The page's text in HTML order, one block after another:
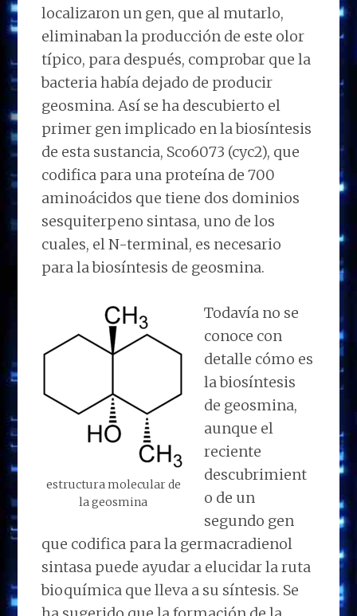
localizaron un gen, que al mutarlo,
eliminaban la producción de este olor
típico, para después, comprobar que la
bacteria había dejado de producir
geosmina. Así se ha descubierto el
primer gen implicado en la biosíntesis
de esta sustancia, Sco6073 (cyc2), que
codifica para una proteína de 700
aminoácidos que tiene dos dominios
sesquiterpeno sintasa, uno de los
cuales, el N-terminal, es necesario
para la biosíntesis de geosmina.
estructura molecular de
la geosmina
Todavía no se
conoce con
detalle cómo es
la biosíntesis
de geosmina,
aunque el
reciente
descubrimient
o de un
segundo gen
que codifica para la germacradienol
sintasa puede ayudar a elucidar la ruta
bioquímica que lleva a su síntesis. Se